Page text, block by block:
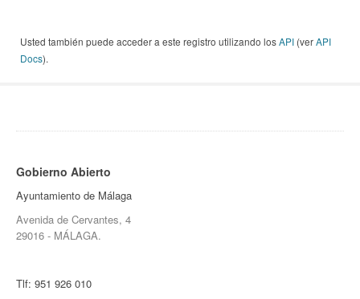
Usted también puede acceder a este registro utilizando losAPI (verAPI
Docs).
Gobierno Abierto
Ayuntamiento de Málaga
Avenida de Cervantes, 4
29016 - MÁLAGA.
Tlf: 951 926 010